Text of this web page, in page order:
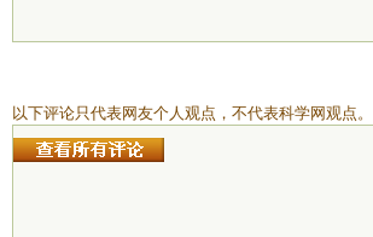
以下评论只代表网友个人观点，不代表科学网观点。